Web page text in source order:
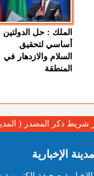
الملك : حل الدولتين
أساسي لتحقيق
السلام والازدهار في
المنطقة
شريط ذكر المصدر (
الإخبارية